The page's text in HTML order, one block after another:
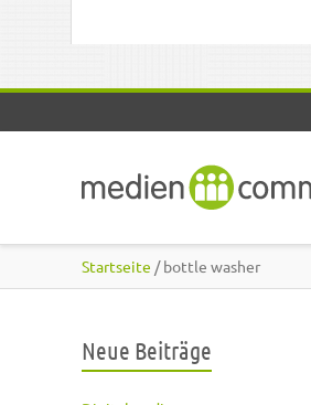
Startseite / bottle washer
Neue Beiträge